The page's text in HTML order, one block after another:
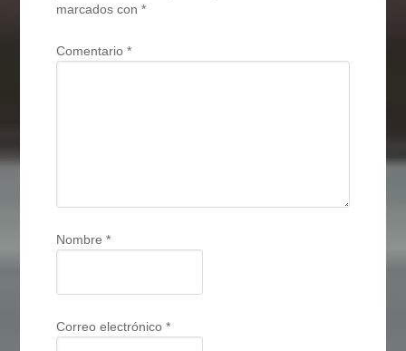
marcados con*
Comentario*
Nombre*
Correo electrónico*